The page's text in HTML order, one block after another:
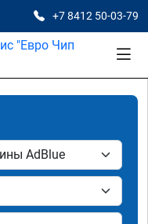
+7 8412 50-03-79